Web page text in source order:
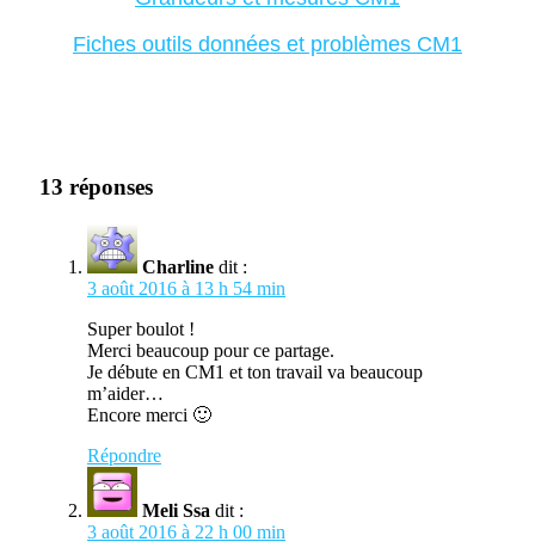
Fiches outils données et problèmes CM1
13 réponses
Charline dit :
3 août 2016 à 13 h 54 min
Super boulot !
Merci beaucoup pour ce partage.
Je débute en CM1 et ton travail va beaucoup
m’aider…
Encore merci 🙂
Répondre
Meli Ssa dit :
3 août 2016 à 22 h 00 min